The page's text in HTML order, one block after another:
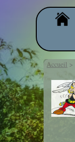
Accueil >